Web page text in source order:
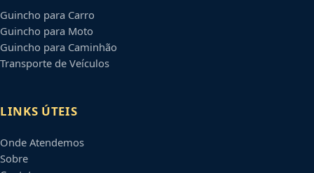
Guincho para Carro
Guincho para Moto
Guincho para Caminhão
Transporte de Veículos
LINKS ÚTEIS
Onde Atendemos
Sobre